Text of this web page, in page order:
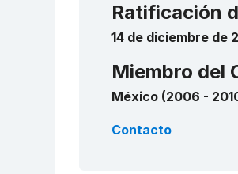
Ratificación
14 de diciembre de
Miembro del
México (2006 -
Contacto